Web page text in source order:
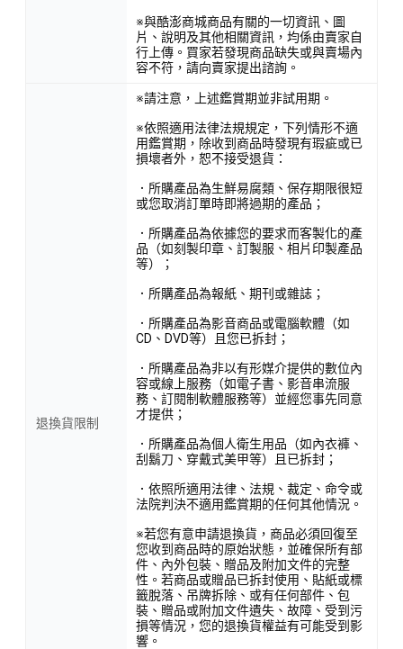
※與酷澎商城商品有關的一切資訊、圖
片、說明及其他相關資訊，均係由賣家自
行上傳。買家若發現商品缺失或與賣場內
容不符，請向賣家提出諮詢。
退換貨限制
※請注意，上述鑑賞期並非試用期。
※依照適用法律法規規定，下列情形不適
用鑑賞期，除收到商品時發現有瑕疵或已
損壞者外，恕不接受退貨：
．所購產品為生鮮易腐類、保存期限很短
或您取消訂單時即將過期的產品；
．所購產品為依據您的要求而客製化的產
品（如刻製印章、訂製服、相片印製產品
等）；
．所購產品為報紙、期刊或雜誌；
．所購產品為影音商品或電腦軟體（如
CD、DVD等）且您已拆封；
．所購產品為非以有形媒介提供的數位內
容或線上服務（如電子書、影音串流服
務、訂閱制軟體服務等）並經您事先同意
才提供；
．所購產品為個人衛生用品（如內衣褲、
刮鬍刀、穿戴式美甲等）且已拆封；
．依照所適用法律、法規、裁定、命令或
法院判決不適用鑑賞期的任何其他情況。
※若您有意申請退換貨，商品必須回復至
您收到商品時的原始狀態，並確保所有部
件、內外包裝、贈品及附加文件的完整
性。若商品或贈品已拆封使用、貼紙或標
籤脫落、吊牌拆除、或有任何部件、包
裝、贈品或附加文件遺失、故障、受到污
損等情況，您的退換貨權益有可能受到影
響。